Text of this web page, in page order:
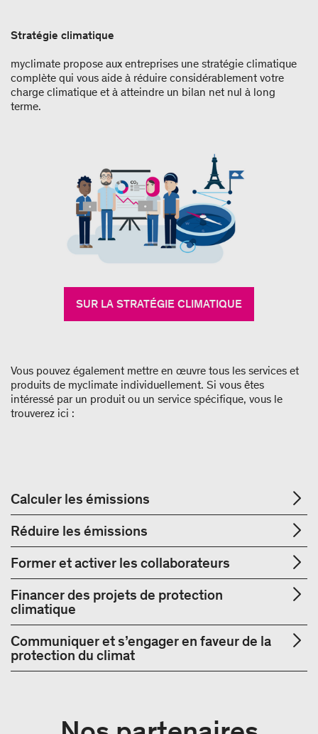
Stratégie climatique
myclimate propose aux entreprises une stratégie climatique
complète qui vous aide à réduire considérablement votre
charge climatique et à atteindre un bilan net nul à long
terme.
SUR LA STRATÉGIE CLIMATIQUE
Vous pouvez également mettre en œuvre tous les services et
produits de myclimate individuellement. Si vous êtes
intéressé par un produit ou un service spécifique, vous le
trouverez ici :
Calculer les émissions
Réduire les émissions
Former et activer les collaborateurs
Financer des projets de protection
climatique
Communiquer et s’engager en faveur de la
protection du climat